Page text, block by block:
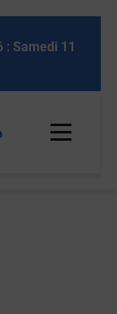
: Samedi 11